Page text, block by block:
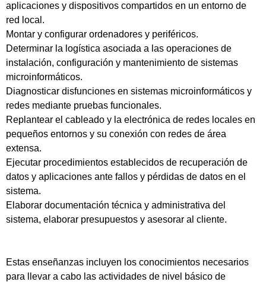
aplicaciones y dispositivos compartidos en un entorno de
red local.
Montar y configurar ordenadores y periféricos.
Determinar la logística asociada a las operaciones de
instalación, configuración y mantenimiento de sistemas
microinformáticos.
Diagnosticar disfunciones en sistemas microinformáticos y
redes mediante pruebas funcionales.
Replantear el cableado y la electrónica de redes locales en
pequeños entornos y su conexión con redes de área
extensa.
Ejecutar procedimientos establecidos de recuperación de
datos y aplicaciones ante fallos y pérdidas de datos en el
sistema.
Elaborar documentación técnica y administrativa del
sistema, elaborar presupuestos y asesorar al cliente.
Estas enseñanzas incluyen los conocimientos necesarios
para llevar a cabo las actividades de nivel básico de